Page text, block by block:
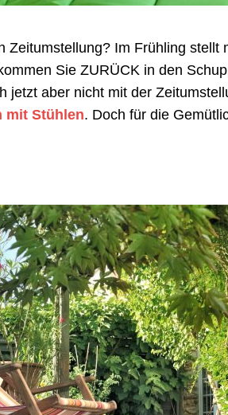
Im Frühling stellt
Sie ZURÜCK in den
jetzt aber nicht mit der
mit Stühlen. Doch für die